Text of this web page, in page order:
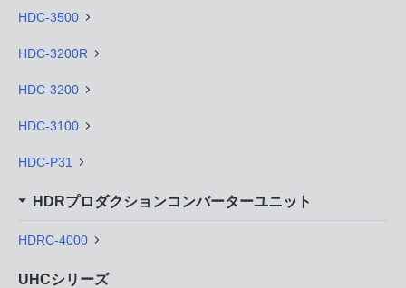
HDC-3500
HDC-3200R
HDC-3200
HDC-3100
HDC-P31
HDRプロダクションコンバーターユニット
HDRC-4000
UHCシリーズ